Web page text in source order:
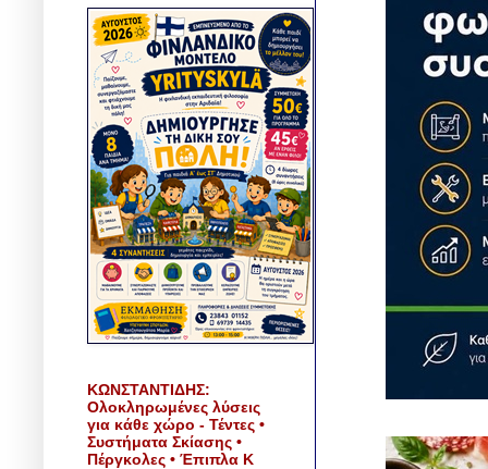
ΚΩΝΣΤΑΝΤΙΔΗΣ:
Ολοκληρωμένες λύσεις
για κάθε χώρο - Τέντες •
Συστήματα Σκίασης •
Πέργκολες • Έπιπλα Κ